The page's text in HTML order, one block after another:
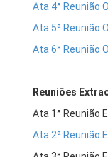
Ata 4ª Reunião
Ata 5ª Reunião
Ata 6ª Reunião
Reuniões
Ata 1ª Reunião
Ata 2ª Reunião